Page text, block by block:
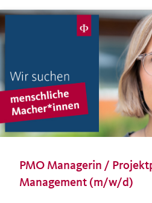
PMO Managerin /
Management (m/w/d)